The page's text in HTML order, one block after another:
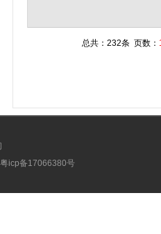
总共：232条 页数：
粤icp备17066380号